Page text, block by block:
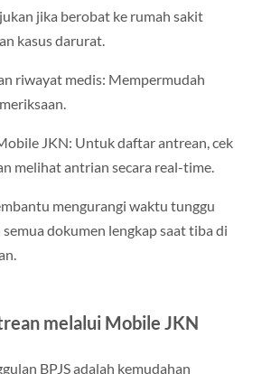
jika berobat ke rumah sakit
kasus darurat.
riwayat medis: Mempermudah
JKN: Untuk daftar antrean, cek
melihat antrian secara real-time.
mengurangi waktu tunggu
dokumen lengkap saat tiba di
melalui Mobile JKN
BPJS adalah kemudahan